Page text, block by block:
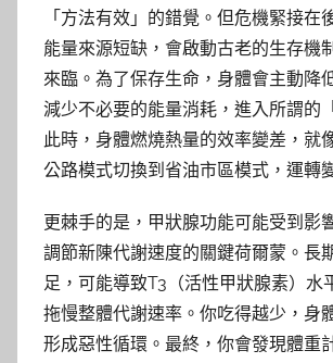
「方法有效」的錯覺。但危機緊接在
能量來源短缺，會啟動古老的生存機
來臨。為了保存生命，身體會主動降
減少不必要的能量消耗，進入所謂的
此時，身體燃燒熱量的效率變差，就
公路模式切換到省油市區模式，運轉
更棘手的是，甲狀腺功能可能受到影
調節新陳代謝速度的關鍵荷爾蒙。長
足，可能導致T3（活性甲狀腺素）水
拖慢整體代謝速率。你吃得越少，身
形成惡性循環。最終，你會發現體重